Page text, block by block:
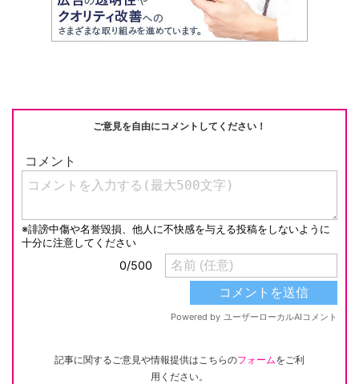
ご意見を自由にコメントしてください！
記事に関するご意見や情報提供はこちらのフォームをご利
用ください。